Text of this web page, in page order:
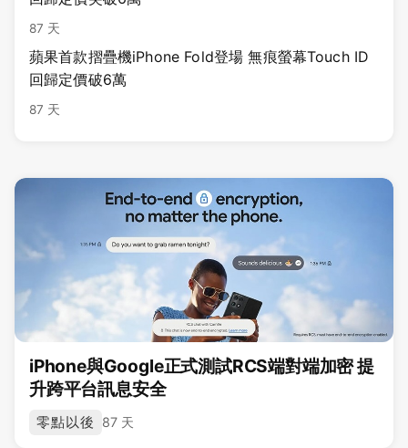
87 天
蘋果首款摺疊機iPhone Fold登場 無痕螢幕Touch ID
回歸定價破6萬
87 天
iPhone與Google正式測試RCS端對端加密 提
升跨平台訊息安全
零點以後 87 天